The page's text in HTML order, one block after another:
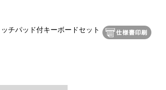
チパッド付キーボードセット